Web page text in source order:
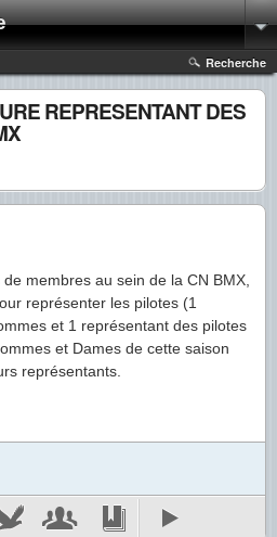
Recherche
REPRESENTANT DES
membres au sein de la CN BMX,
représenter les pilotes (1
et 1 représentant des pilotes
et Dames de cette saison
représentants.